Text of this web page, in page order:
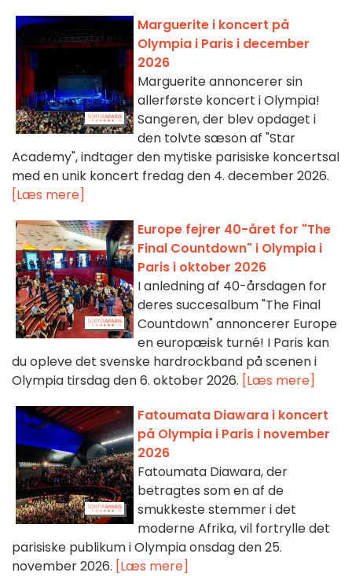
Marguerite i koncert på
Olympia i Paris i december
2026
Marguerite annoncerer sin
allerførste koncert i Olympia!
Sangeren, der blev opdaget i
den tolvte sæson af "Star
Academy", indtager den mytiske parisiske koncertsal
med en unik koncert fredag den 4. december 2026.
[Læs mere]
Europe fejrer 40-året for "The
Final Countdown" i Olympia i
Paris i oktober 2026
I anledning af 40-årsdagen for
deres succesalbum "The Final
Countdown" annoncerer Europe
en europæisk turné! I Paris kan
du opleve det svenske hardrockband på scenen i
Olympia tirsdag den 6. oktober 2026. [Læs mere]
Fatoumata Diawara i koncert
på Olympia i Paris i november
2026
Fatoumata Diawara, der
betragtes som en af de
smukkeste stemmer i det
moderne Afrika, vil fortrylle det
parisiske publikum i Olympia onsdag den 25.
november 2026. [Læs mere]